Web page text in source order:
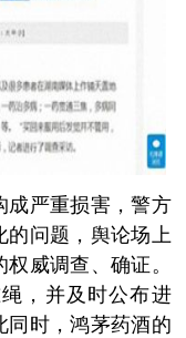
严重损害，警方
的问题，舆论场上
威调查、确证。
，并及时公布进
同时，鸿茅药酒的